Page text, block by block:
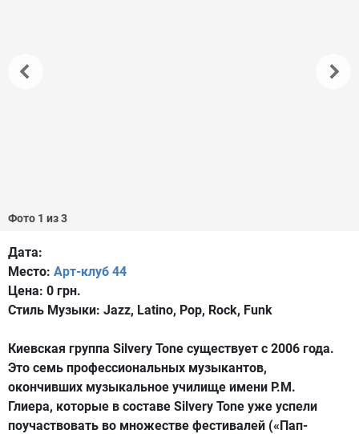
Фото 1 из 3
Дата:
Место: Арт-клуб 44
Цена: 0 грн.
Стиль Музыки: Jazz, Latino, Pop, Rock, Funk
Киевская группа Silvery Tone существует с 2006 года.
Это семь профессиональных музыкантов,
окончивших музыкальное училище имени Р.М.
Глиера, которые в составе Silvery Tone уже успели
поучаствовать во множестве фестивалей («Пап-